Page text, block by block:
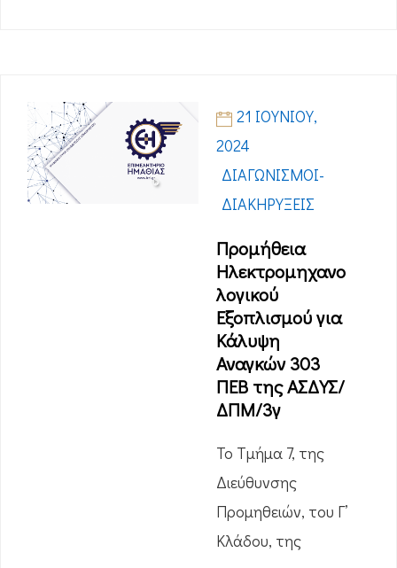
21 ΙΟΥΝΊΟΥ,
2024
ΔΙΑΓΩΝΙΣΜΟΊ-
ΔΙΑΚΗΡΎΞΕΙΣ
Προμήθεια
Ηλεκτρομηχανο
λογικού
Εξοπλισμού για
Κάλυψη
Αναγκών 303
ΠΕΒ της ΑΣΔΥΣ/
ΔΠΜ/3γ
Το Τμήμα 7, της
Διεύθυνσης
Προμηθειών, του Γ’
Κλάδου, της